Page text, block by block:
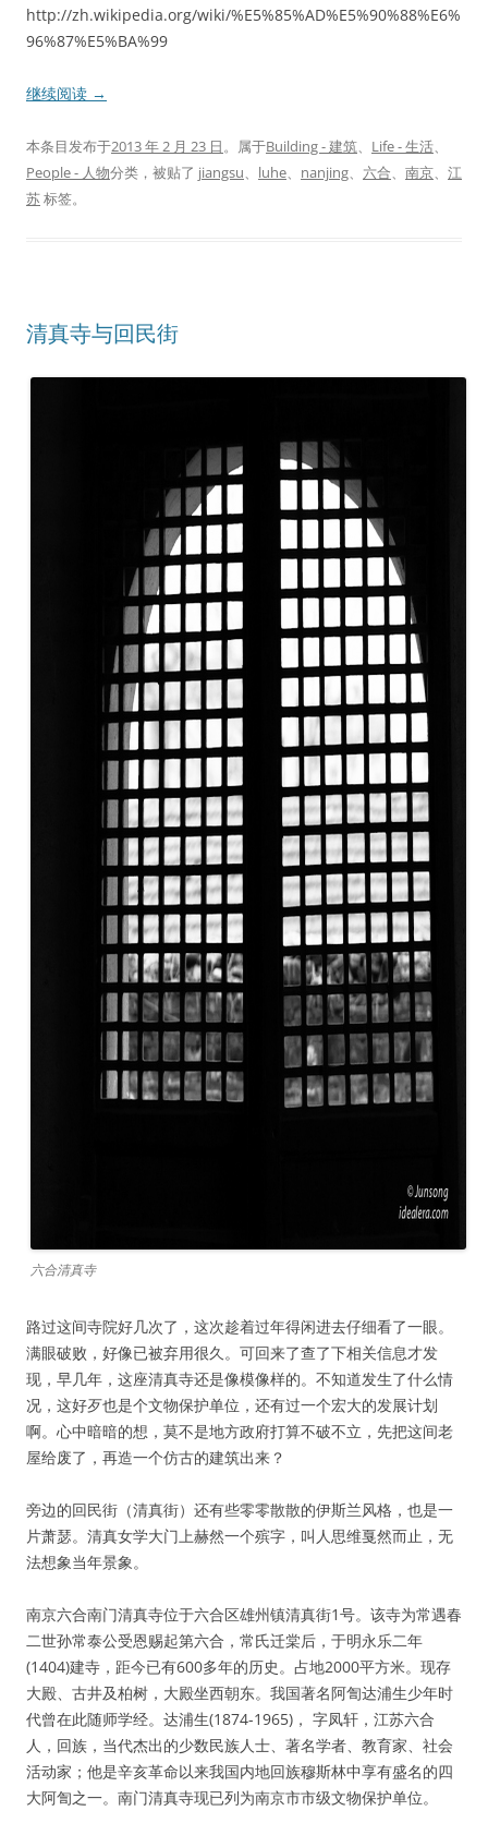
http://zh.wikipedia.org/wiki/%E5%85%AD%E5%90%88%E6%
96%87%E5%BA%99
继续阅读 →
本条目发布于2013 年 2 月 23 日。属于Building - 建筑、 Life - 生活、
People - 人物分类，被贴了 jiangsu、 luhe、 nanjing、 六合、 南京、 江
苏标签。
清真寺与回民街
六合清真寺
路过这间寺院好几次了，这次趁着过年得闲进去仔细看了一眼。
满眼破败，好像已被弃用很久。可回来了查了下相关信息才发
现，早几年，这座清真寺还是像模像样的。不知道发生了什么情
况，这好歹也是个文物保护单位，还有过一个宏大的发展计划
啊。心中暗暗的想，莫不是地方政府打算不破不立，先把这间老
屋给废了，再造一个仿古的建筑出来？
旁边的回民街（清真街）还有些零零散散的伊斯兰风格，也是一
片萧瑟。清真女学大门上赫然一个殡字，叫人思维戛然而止，无
法想象当年景象。
南京六合南门清真寺位于六合区雄州镇清真街1号。该寺为常遇春
二世孙常泰公受恩赐起第六合，常氏迁棠后，于明永乐二年
(1404)建寺，距今已有600多年的历史。占地2000平方米。现存
大殿、古井及柏树，大殿坐西朝东。我国著名阿訇达浦生少年时
代曾在此随师学经。达浦生(1874-1965)， 字凤轩，江苏六合
人，回族，当代杰出的少数民族人士、著名学者、教育家、社会
活动家；他是辛亥革命以来我国内地回族穆斯林中享有盛名的四
大阿訇之一。南门清真寺现已列为南京市市级文物保护单位。